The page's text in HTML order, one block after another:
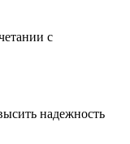
с
надежность